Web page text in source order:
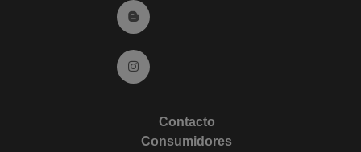
Ir al Blog (abre en ventana nueva)
Ir a Instagram (abre en ventana nueva)
Contacto
Consumidores